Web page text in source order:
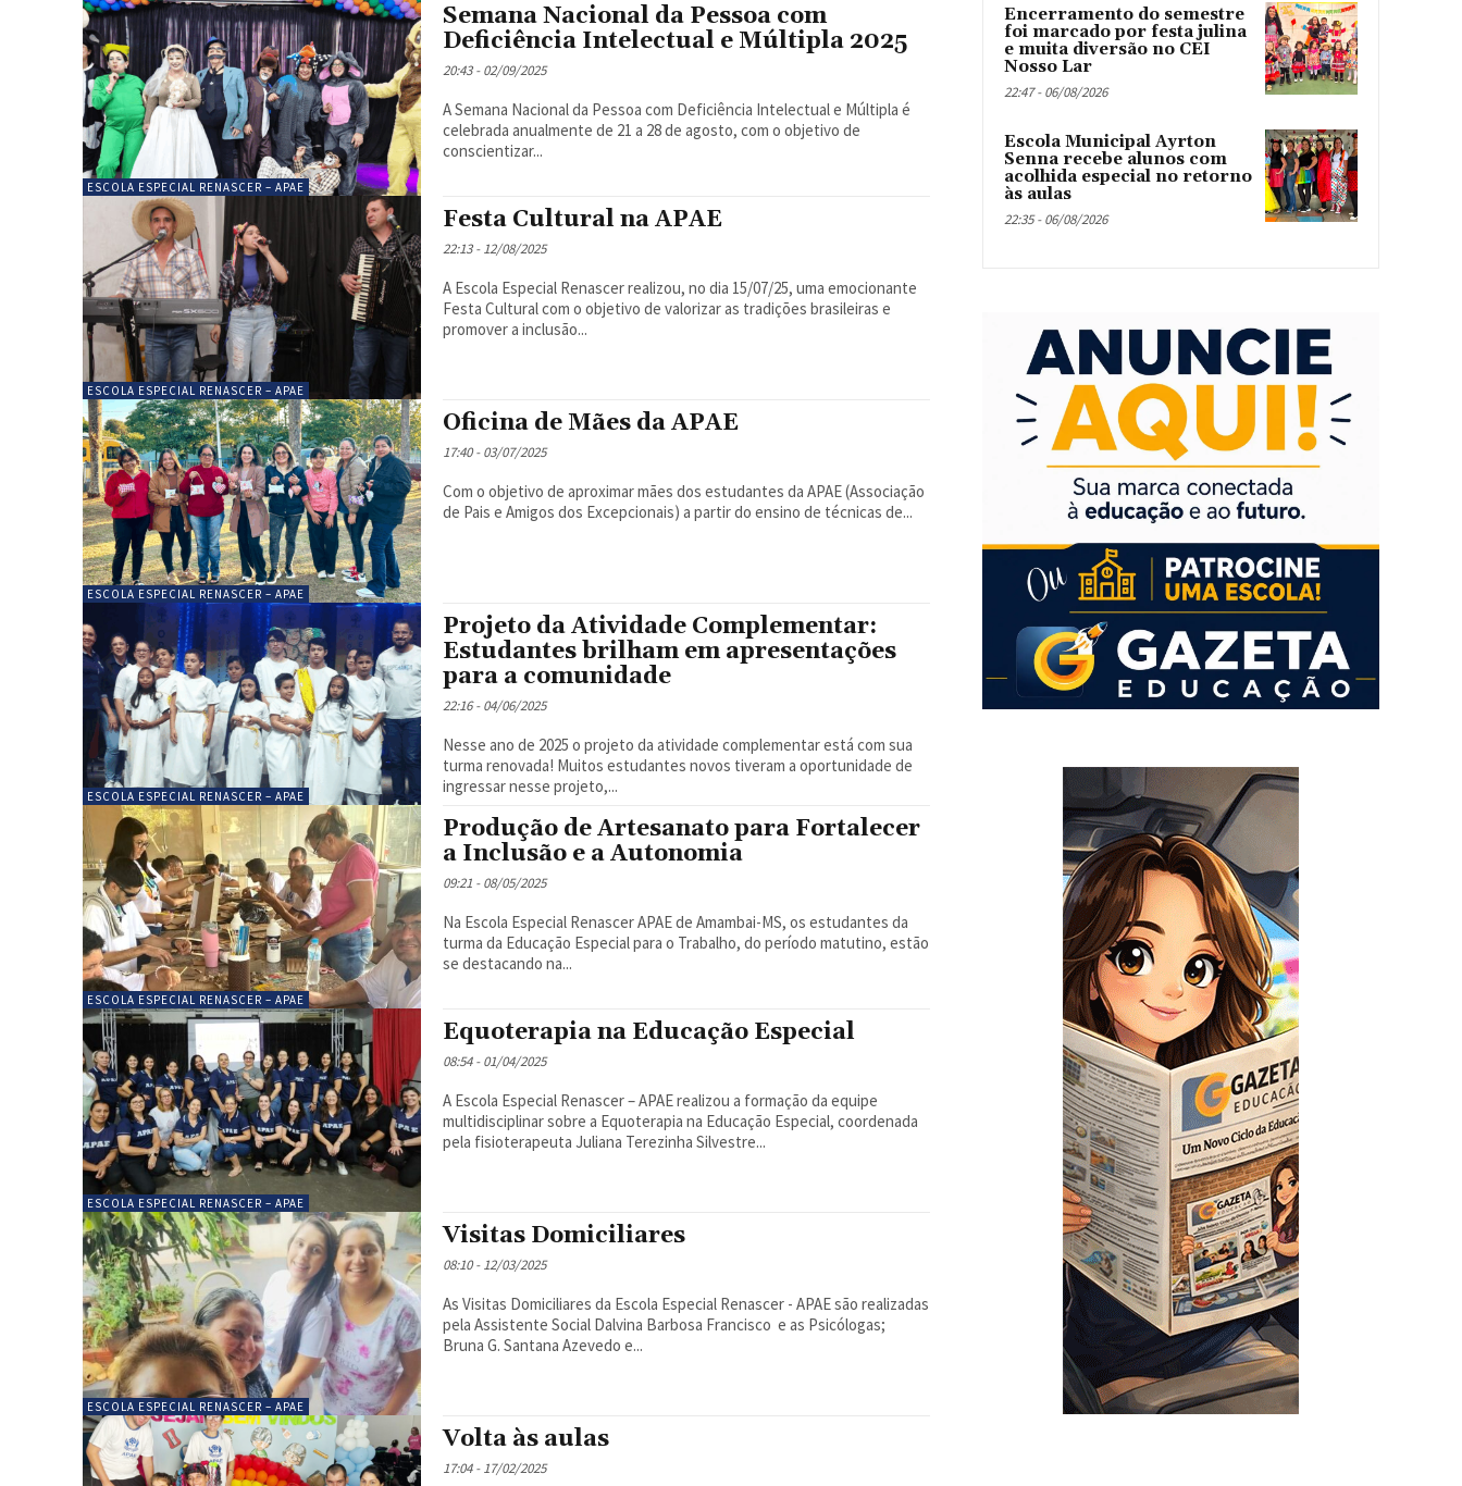
ESCOLA ESPECIAL RENASCER – APAE
Semana Nacional da Pessoa com
Deficiência Intelectual e Múltipla 2025
20:43 - 02/09/2025
A Semana Nacional da Pessoa com Deficiência Intelectual e Múltipla é
celebrada anualmente de 21 a 28 de agosto, com o objetivo de
conscientizar...
ESCOLA ESPECIAL RENASCER – APAE
Festa Cultural na APAE
22:13 - 12/08/2025
A Escola Especial Renascer realizou, no dia 15/07/25, uma emocionante
Festa Cultural com o objetivo de valorizar as tradições brasileiras e
promover a inclusão...
ESCOLA ESPECIAL RENASCER – APAE
Oficina de Mães da APAE
17:40 - 03/07/2025
Com o objetivo de aproximar mães dos estudantes da APAE (Associação
de Pais e Amigos dos Excepcionais) a partir do ensino de técnicas de...
ESCOLA ESPECIAL RENASCER – APAE
Projeto da Atividade Complementar:
Estudantes brilham em apresentações
para a comunidade
22:16 - 04/06/2025
Nesse ano de 2025 o projeto da atividade complementar está com sua
turma renovada! Muitos estudantes novos tiveram a oportunidade de
ingressar nesse projeto,...
ESCOLA ESPECIAL RENASCER – APAE
Produção de Artesanato para Fortalecer
a Inclusão e a Autonomia
09:21 - 08/05/2025
Na Escola Especial Renascer APAE de Amambai-MS, os estudantes da
turma da Educação Especial para o Trabalho, do período matutino, estão
se destacando na...
ESCOLA ESPECIAL RENASCER – APAE
Equoterapia na Educação Especial
08:54 - 01/04/2025
A Escola Especial Renascer – APAE realizou a formação da equipe
multidisciplinar sobre a Equoterapia na Educação Especial, coordenada
pela fisioterapeuta Juliana Terezinha Silvestre...
ESCOLA ESPECIAL RENASCER – APAE
Visitas Domiciliares
08:10 - 12/03/2025
As Visitas Domiciliares da Escola Especial Renascer - APAE são realizadas
pela Assistente Social Dalvina Barbosa Francisco e as Psicólogas;
Bruna G. Santana Azevedo e...
Volta às aulas
17:04 - 17/02/2025
Encerramento do semestre
foi marcado por festa julina
e muita diversão no CEI
Nosso Lar
22:47 - 06/08/2026
Escola Municipal Ayrton
Senna recebe alunos com
acolhida especial no retorno
às aulas
22:35 - 06/08/2026